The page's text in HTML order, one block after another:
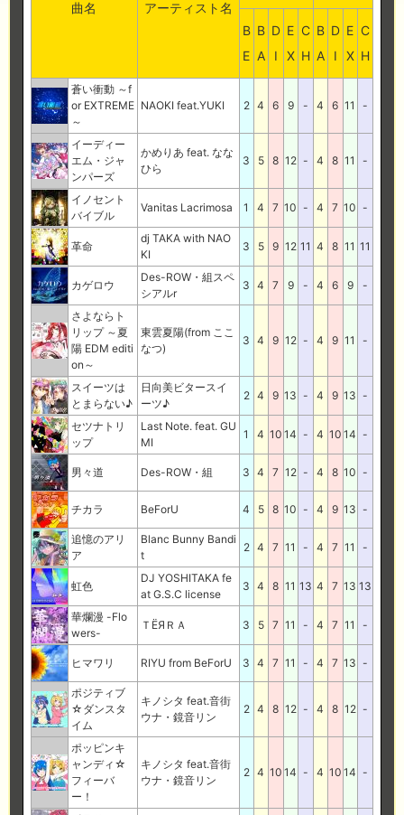
曲名 アーティスト名
B
E
B
A
D
I
E
X
C
H
B
A
D
I
E
X
C
H
蒼い衝動 ～f
or EXTREME
～
NAOKI feat.YUKI 2 4 6 9 - 4 6 11 -
イーディー
エム・ジャ
ンパーズ
かめりあ feat. なな
ひら
3 5 8 12 - 4 8 11 -
イノセント
バイブル
Vanitas Lacrimosa 1 4 7 10 - 4 7 10 -
革命
dj TAKA with NAO
KI
3 5 9 12 11 4 8 11 11
カゲロウ
Des-ROW・組スペ
シアルr
3 4 7 9 - 4 6 9 -
さよならト
リップ ～夏
陽 EDM editi
on～
東雲夏陽(from ここ
なつ)
3 4 9 12 - 4 9 11 -
スイーツは
とまらない♪
日向美ビタースイ
ーツ♪
2 4 9 13 - 4 9 13 -
セツナトリ
ップ
Last Note. feat. GU
MI
1 4 10 14 - 4 10 14 -
男々道 Des-ROW・組 3 4 7 12 - 4 8 10 -
チカラ BeForU 4 5 8 10 - 4 9 13 -
追憶のアリ
ア
Blanc Bunny Bandi
t
2 4 7 11 - 4 7 11 -
虹色
DJ YOSHITAKA fe
at G.S.C license
3 4 8 11 13 4 7 13 13
華爛漫 -Flo
wers-
ＴЁЯＲＡ 3 5 7 11 - 4 7 11 -
ヒマワリ RIYU from BeForU 3 4 7 11 - 4 7 13 -
ポジティブ
☆ダンスタ
イム
キノシタ feat.音街
ウナ・鏡音リン
2 4 8 12 - 4 8 12 -
ポッピンキ
ャンディ☆
フィーバ
ー！
キノシタ feat.音街
ウナ・鏡音リン
2 4 10 14 - 4 10 14 -